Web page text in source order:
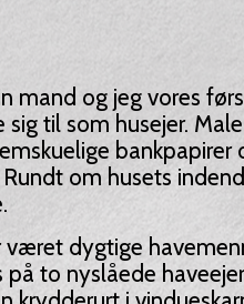
mand og jeg vores
til som husejer.
bankpapirer
om husets
været dygtige
to nyslåede